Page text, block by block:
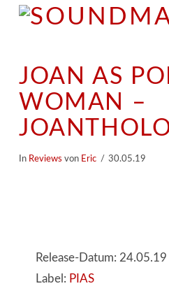
JOAN AS
WOMAN –
In Reviews von Eric 30.05.19
Release-Datum: 24.05.19
Label: PIAS